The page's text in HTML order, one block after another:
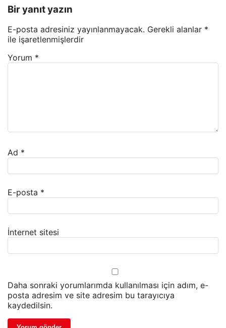
Bir yanıt yazın
E-posta adresiniz yayınlanmayacak. Gerekli alanlar *
ile işaretlenmişlerdir
Yorum *
Ad *
E-posta *
İnternet sitesi
Daha sonraki yorumlarımda kullanılması için adım, e-
posta adresim ve site adresim bu tarayıcıya
kaydedilsin.